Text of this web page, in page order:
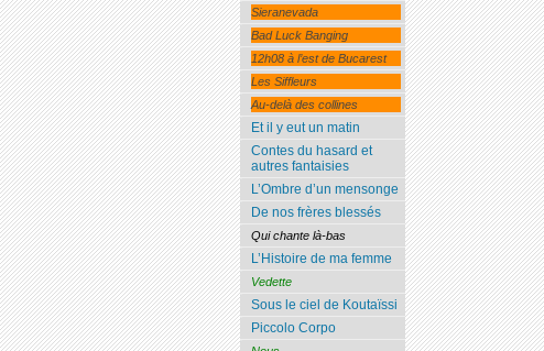
Sieranevada
Bad Luck Banging
12h08 à l’est de Bucarest
Les Siffleurs
Au-delà des collines
Et il y eut un matin
Contes du hasard et
autres fantaisies
L’Ombre d’un mensonge
De nos frères blessés
Qui chante là-bas
L’Histoire de ma femme
Vedette
Sous le ciel de Koutaïssi
Piccolo Corpo